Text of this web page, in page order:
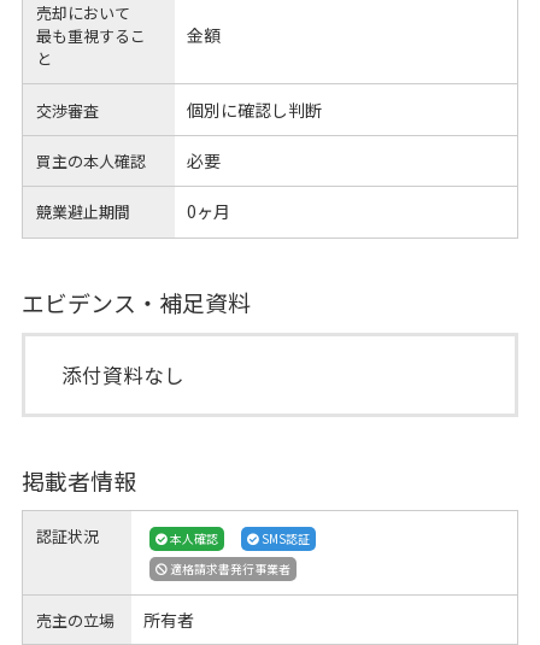
売却において
最も重視するこ
と
金額
交渉審査 個別に確認し判断
買主の本人確認 必要
競業避止期間 0ヶ月
エビデンス・補足資料
添付資料なし
掲載者情報
認証状況 本人確認
SMS認証
適格請求書発行事業者
売主の立場 所有者